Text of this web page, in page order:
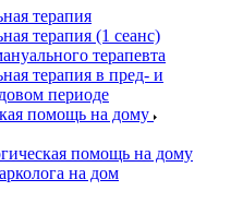
терапия
терапия (1 сеанс)
терапевта
терапия в пред- и
периоде
помощь на дому
помощь на дому
на дом